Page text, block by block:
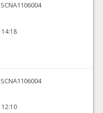
SCNA1106004
SCNA1106004
12:10